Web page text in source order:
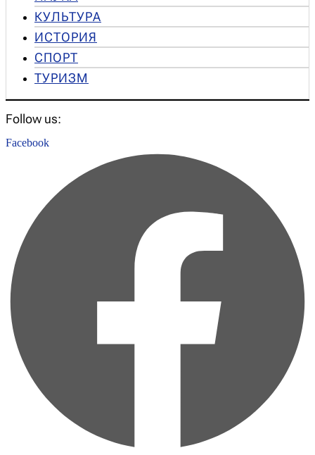
КУЛЬТУРА
ИСТОРИЯ
СПОРТ
ТУРИЗМ
Follow us:
Facebook